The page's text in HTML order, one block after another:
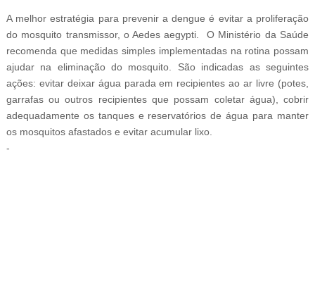
A melhor estratégia para prevenir a dengue é evitar a proliferação
do mosquito transmissor, o Aedes aegypti. O Ministério da Saúde
recomenda que medidas simples implementadas na rotina possam
ajudar na eliminação do mosquito. São indicadas as seguintes
ações: evitar deixar água parada em recipientes ao ar livre (potes,
garrafas ou outros recipientes que possam coletar água), cobrir
adequadamente os tanques e reservatórios de água para manter
os mosquitos afastados e evitar acumular lixo.
-